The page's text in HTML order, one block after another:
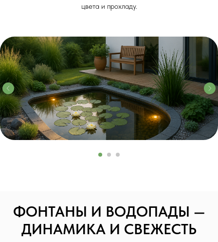
цвета и прохладу.
ФОНТАНЫ И ВОДОПАДЫ —
ДИНАМИКА И СВЕЖЕСТЬ